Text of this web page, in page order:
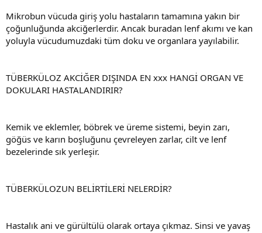
Mikrobun vücuda giriş yolu hastaların tamamına yakın bir
çoğunluğunda akciğerlerdir. Ancak buradan lenf akımı ve kan
yoluyla vücudumuzdaki tüm doku ve organlara yayılabilir.
TÜBERKÜLOZ AKCİĞER DIŞINDA EN xxx HANGİ ORGAN VE
DOKULARI HASTALANDIRIR?
Kemik ve eklemler, böbrek ve üreme sistemi, beyin zarı,
göğüs ve karın boşluğunu çevreleyen zarlar, cilt ve lenf
bezelerinde sık yerleşir.
TÜBERKÜLOZUN BELİRTİLERİ NELERDİR?
Hastalık ani ve gürültülü olarak ortaya çıkmaz. Sinsi ve yavaş